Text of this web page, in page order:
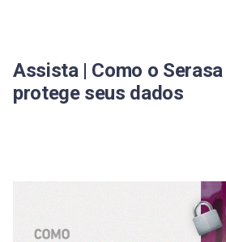
Assista | Como o
protege seus dados